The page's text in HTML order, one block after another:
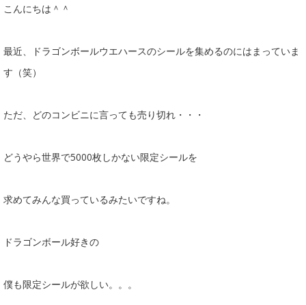
こんにちは＾＾
最近、ドラゴンボールウエハースのシールを集めるのにはまっていま
す（笑）
ただ、どのコンビニに言っても売り切れ・・・
どうやら世界で5000枚しかない限定シールを
求めてみんな買っているみたいですね。
ドラゴンボール好きの
僕も限定シールが欲しい。。。